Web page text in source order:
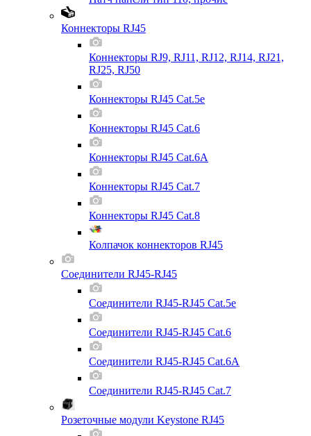
Коннекторы RJ45
Коннекторы RJ9, RJ11, RJ12, RJ14, RJ21,
RJ25, RJ50
Коннекторы RJ45 Cat.5e
Коннекторы RJ45 Cat.6
Коннекторы RJ45 Cat.6A
Коннекторы RJ45 Cat.7
Коннекторы RJ45 Cat.8
Колпачок коннекторов RJ45
Соединители RJ45-RJ45
Соединители RJ45-RJ45 Cat.5e
Соединители RJ45-RJ45 Cat.6
Соединители RJ45-RJ45 Cat.6A
Соединители RJ45-RJ45 Cat.7
Розеточные модули Keystone RJ45